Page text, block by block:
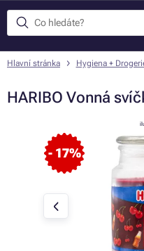
Hlavní stránka Hygiena +
HARIBO Vonná
- 17%